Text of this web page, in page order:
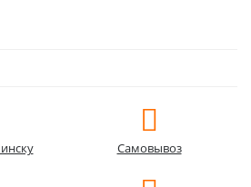
Самовывоз